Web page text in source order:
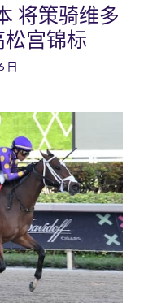
将策骑维多
宫锦标
日